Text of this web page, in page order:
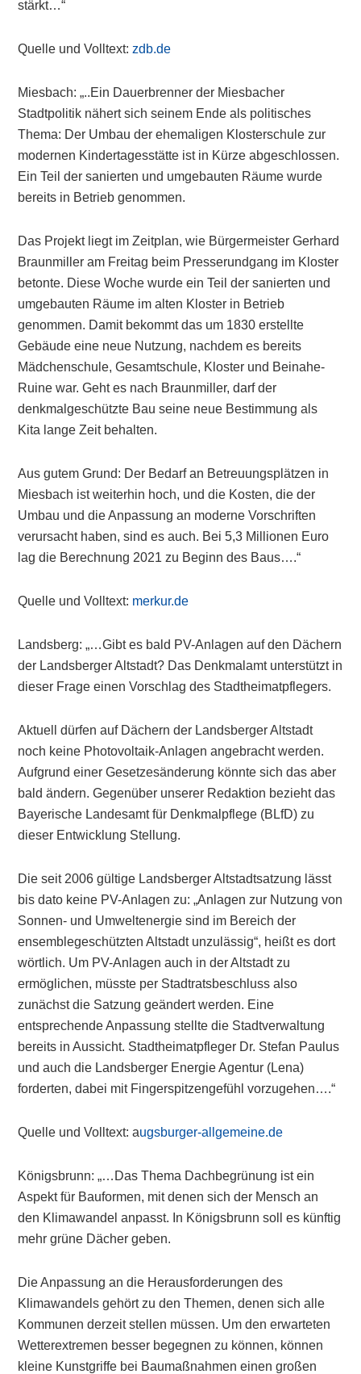
stärkt…“
Quelle und Volltext:zdb.de
Miesbach: „..Ein Dauerbrenner der Miesbacher
Stadtpolitik nähert sich seinem Ende als politisches
Thema: Der Umbau der ehemaligen Klosterschule zur
modernen Kindertagesstätte ist in Kürze abgeschlossen.
Ein Teil der sanierten und umgebauten Räume wurde
bereits in Betrieb genommen.
Das Projekt liegt im Zeitplan, wie Bürgermeister Gerhard
Braunmiller am Freitag beim Presserundgang im Kloster
betonte. Diese Woche wurde ein Teil der sanierten und
umgebauten Räume im alten Kloster in Betrieb
genommen. Damit bekommt das um 1830 erstellte
Gebäude eine neue Nutzung, nachdem es bereits
Mädchenschule, Gesamtschule, Kloster und Beinahe-
Ruine war. Geht es nach Braunmiller, darf der
denkmalgeschützte Bau seine neue Bestimmung als
Kita lange Zeit behalten.
Aus gutem Grund: Der Bedarf an Betreuungsplätzen in
Miesbach ist weiterhin hoch, und die Kosten, die der
Umbau und die Anpassung an moderne Vorschriften
verursacht haben, sind es auch. Bei 5,3 Millionen Euro
lag die Berechnung 2021 zu Beginn des Baus….“
Quelle und Volltext: merkur.de
Landsberg: „…Gibt es bald PV-Anlagen auf den Dächern
der Landsberger Altstadt? Das Denkmalamt unterstützt in
dieser Frage einen Vorschlag des Stadtheimatpflegers.
Aktuell dürfen auf Dächern der Landsberger Altstadt
noch keine Photovoltaik-Anlagen angebracht werden.
Aufgrund einer Gesetzesänderung könnte sich das aber
bald ändern. Gegenüber unserer Redaktion bezieht das
Bayerische Landesamt für Denkmalpflege (BLfD) zu
dieser Entwicklung Stellung.
Die seit 2006 gültige Landsberger Altstadtsatzung lässt
bis dato keine PV-Anlagen zu: „Anlagen zur Nutzung von
Sonnen- und Umweltenergie sind im Bereich der
ensemblegeschützten Altstadt unzulässig“, heißt es dort
wörtlich. Um PV-Anlagen auch in der Altstadt zu
ermöglichen, müsste per Stadtratsbeschluss also
zunächst die Satzung geändert werden. Eine
entsprechende Anpassung stellte die Stadtverwaltung
bereits in Aussicht. Stadtheimatpfleger Dr. Stefan Paulus
und auch die Landsberger Energie Agentur (Lena)
forderten, dabei mit Fingerspitzengefühl vorzugehen….“
Quelle und Volltext: augsburger-allgemeine.de
Königsbrunn: „…Das Thema Dachbegrünung ist ein
Aspekt für Bauformen, mit denen sich der Mensch an
den Klimawandel anpasst. In Königsbrunn soll es künftig
mehr grüne Dächer geben.
Die Anpassung an die Herausforderungen des
Klimawandels gehört zu den Themen, denen sich alle
Kommunen derzeit stellen müssen. Um den erwarteten
Wetterextremen besser begegnen zu können, können
kleine Kunstgriffe bei Baumaßnahmen einen großen